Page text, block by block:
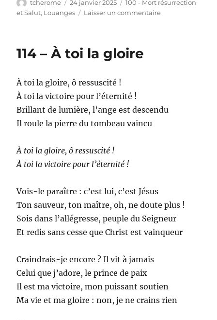
Auteur
tcherome
Publié
le
24 janvier 2025 Catégories
100 - Mort résurrection
et Salut, Louanges Laisser un commentairesur
114 – À toi la gloire
À toi la gloire, ô ressuscité !
À toi la victoire pour l’éternité !
Brillant de lumière, l’ange est descendu
Il roule la pierre du tombeau vaincu
À toi la gloire, ô ressuscité !
À toi la victoire pour l’éternité !
Vois-le paraître : c’est lui, c’est Jésus
Ton sauveur, ton maître, oh, ne doute plus !
Sois dans l’allégresse, peuple du Seigneur
Et redis sans cesse que Christ est vainqueur
Craindrais-je encore ? Il vit à jamais
Celui que j’adore, le prince de paix
Il est ma victoire, mon puissant soutien
Ma vie et ma gloire : non, je ne crains rien